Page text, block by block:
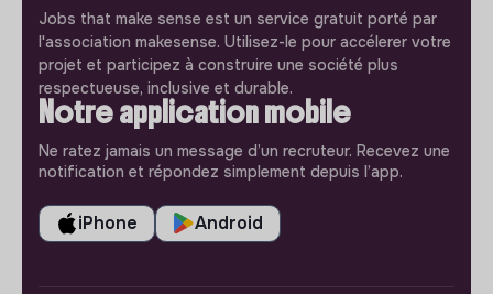
Jobs that make sense est un service gratuit porté par
l'association makesense. Utilisez-le pour accélerer votre
projet et participez à construire une société plus
respectueuse, inclusive et durable.
Notre application mobile
Ne ratez jamais un message d’un recruteur. Recevez une
notification et répondez simplement depuis l’app.
iPhone Android